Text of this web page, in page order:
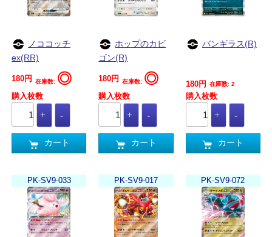
ノココッチ
ex(RR)
180円 在庫数: ◎
購入枚数
カート
ホップのカビ
ゴン(R)
180円 在庫数: ◎
購入枚数
カート
バンギラス(R)
180円 在庫数: 2
購入枚数
カート
PK-SV9-033 PK-SV9-017 PK-SV9-072